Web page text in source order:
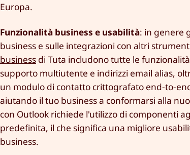
Europa.
Funzionalità business e usabilità: in genere
business e sulle integrazioni con altri
business di Tuta includono tutte le
supporto multiutente e indirizzi email alias,
un modulo di contatto crittografato end-to-
aiutando il tuo business a conformarsi alla
con Outlook richiede l'utilizzo di componenti
predefinita, il che significa una migliore
business.